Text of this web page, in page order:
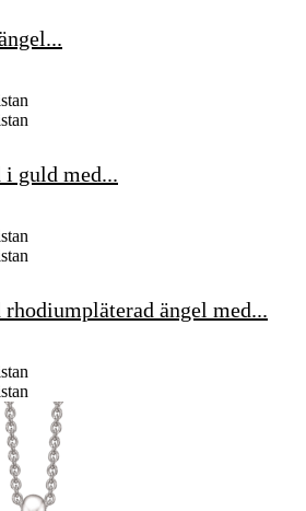
i guld med...
ängel med...